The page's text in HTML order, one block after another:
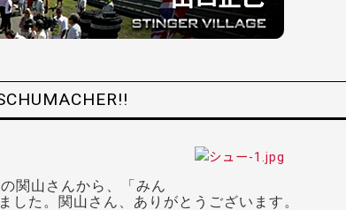
関山さんから、「 みん
した。関山さん、ありがとうございます。